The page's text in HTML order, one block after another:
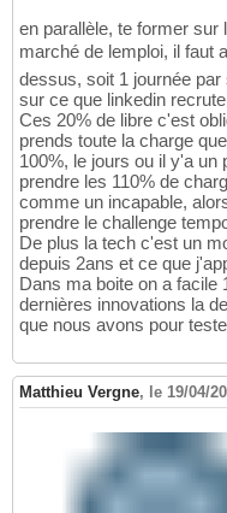
en parallèle, te former sur
marché de lemploi, il
dessus, soit 1 journée
sur ce que linkedin
Ces 20% de libre c'est
prends toute la charge
100%, le jours ou il y'a un
prendre les 110% de
comme un incapable,
prendre le challenge
De plus la tech c'est un
depuis 2ans et ce que
Dans ma boite on a facile
dernières innovations la
que nous avons pour
Matthieu Vergne, le 19/04/